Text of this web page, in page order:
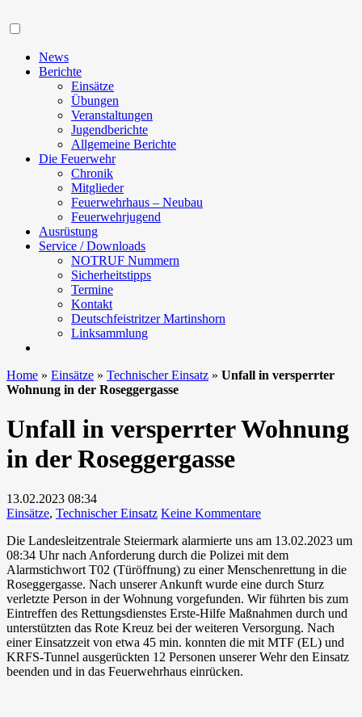
News
Berichte
Einsätze
Übungen
Veranstaltungen
Jugendberichte
Allgemeine Berichte
Die Feuerwehr
Chronik
Mitglieder
Feuerwehrhaus – Neubau
Feuerwehrjugend
Ausrüstung
Service / Downloads
NOTRUF Nummern
Sicherheitstipps
Termine
Kontakt
Deutschfeistritzer Martinshorn
Linksammlung
Home » Einsätze » Technischer Einsatz » Unfall in versperrter
Wohnung in der Roseggergasse
Unfall in versperrter Wohnung
in der Roseggergasse
13.02.2023 08:34
Einsätze, Technischer Einsatz Keine Kommentarezu
in
versperrter
Wohnung
in
der
Roseggergasse
Die Landesleitzentrale Steiermark alarmierte uns am 13.02.2023 um
08:34 Uhr nach Anforderung durch die Polizei mit dem
Alarmstichwort T02 (Türöffnung) zu einer Menschenrettung in die
Roseggergasse. Nach unserer Ankunft wurde eine durch Sturz
verletzte Person in der Wohnung vorgefunden. Wir führten bis zum
Eintreffen des Rettungsdienstes Erste-Hilfe Maßnahmen durch und
unterstützten das Rote Kreuz bei der weiteren Versorgung. Nach
einer Einsatzzeit von etwa 45 min. konnten die mit MTF (EL) und
KRFS-Tunnel ausgerückten 12 Personen unserer Wehr den Einsatz
beenden und in das Feuerwehrhaus einrücken.